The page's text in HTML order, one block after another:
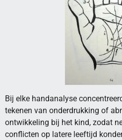
Bij elke handanalyse
tekenen van onderdrukking of
ontwikkeling bij het kind, zodat
conflicten op latere leeftijd